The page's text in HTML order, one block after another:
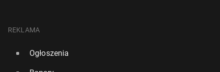
REKLAMA
Ogłoszenia